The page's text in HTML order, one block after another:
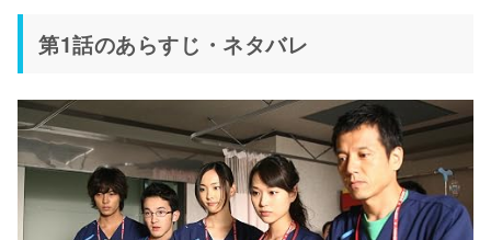
第1話のあらすじ・ネタバレ